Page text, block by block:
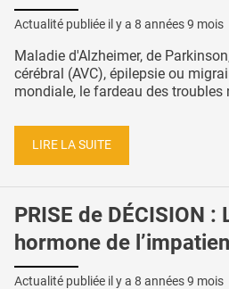
Actualité publiée il y a 8 années 9 mois
Maladie d'Alzheimer, de
cérébral (AVC), épilepsie ou
mondiale, le fardeau des troubles
LIRE LA SUITE
PRISE de DÉCISION :
hormone de
Actualité publiée il y a 8 années 9 mois